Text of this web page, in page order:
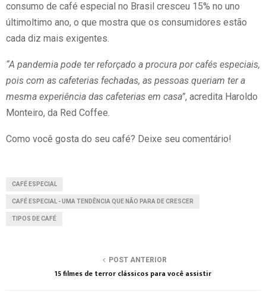
consumo de café especial no Brasil cresceu 15% no uno
últimoltimo ano, o que mostra que os consumidores estão
cada diz mais exigentes.
“A pandemia pode ter reforçado a procura por cafés especiais,
pois com as cafeterias fechadas, as pessoas queriam ter a
mesma experiência das cafeterias em casa”, acredita Haroldo
Monteiro, da Red Coffee.
Como você gosta do seu café? Deixe seu comentário!
CAFÉ ESPECIAL
CAFÉ ESPECIAL - UMA TENDÊNCIA QUE NÃO PARA DE CRESCER
TIPOS DE CAFÉ
POST ANTERIOR
15 filmes de terror clássicos para você assistir